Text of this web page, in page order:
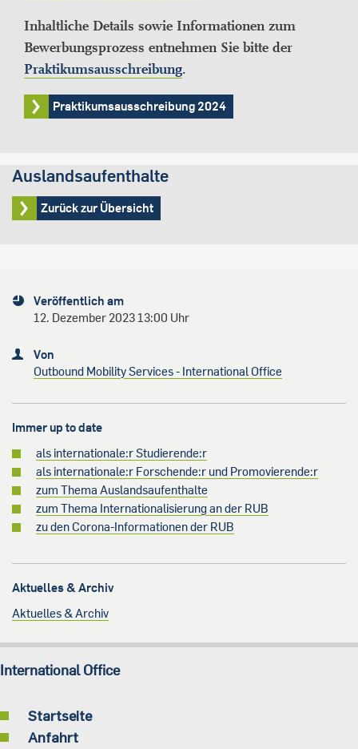
Inhaltliche Details sowie Informationen zum
Bewerbungsprozess entnehmen Sie bitte der
Praktikumsausschreibung.
Praktikumsausschreibung 2024
Auslandsaufenthalte
Zurück zur Übersicht
Veröffentlich am
12. Dezember 2023 13:00 Uhr
Von
Outbound Mobility Services - International Office
Immer up to date
als internationale:r Studierende:r
als internationale:r Forschende:r und Promovierende:r
zum Thema Auslandsaufenthalte
zum Thema Internationalisierung an der RUB
zu den Corona-Informationen der RUB
Aktuelles & Archiv
Aktuelles & Archiv
International Office
Startseite
Anfahrt